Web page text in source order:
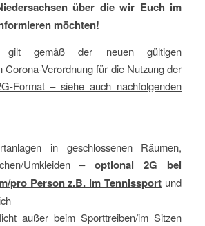
über die wir Euch im
möchten!
gilt gemäß der neuen gültigen
Corona-Verordnung für die Nutzung der
Format – siehe auch nachfolgenden
in geschlossenen Räumen,
Umkleiden –optional 2G bei
pro Person z.B. im Tennissport und
außer beim Sporttreiben/im Sitzen